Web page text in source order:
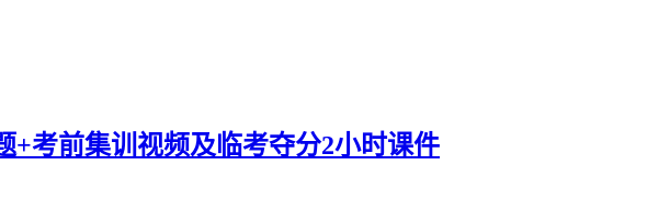
+考前集训视频及临考夺分2小时课件